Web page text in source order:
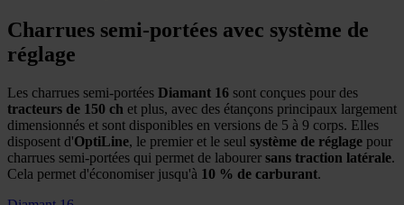
Charrues semi-portées avec système de
réglage
Les charrues semi-portées Diamant 16 sont conçues pour des
tracteurs de 150 ch et plus, avec des étançons principaux largement
dimensionnés et sont disponibles en versions de 5 à 9 corps. Elles
disposent d'OptiLine, le premier et le seul système de réglage pour
charrues semi-portées qui permet de labourer sans traction latérale.
Cela permet d'économiser jusqu'à 10 % de carburant.